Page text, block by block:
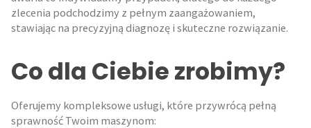
zlecenia podchodzimy z pełnym zaangażowaniem,
stawiając na precyzyjną diagnozę i skuteczne rozwiązanie.
Co dla Ciebie zrobimy?
Oferujemy kompleksowe usługi, które przywrócą pełną
sprawność Twoim maszynom: